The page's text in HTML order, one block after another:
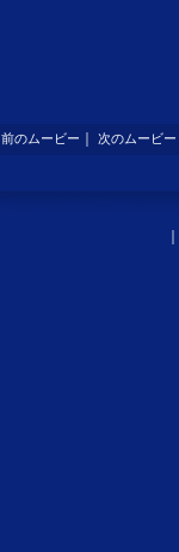
前のムービー 次のムービー